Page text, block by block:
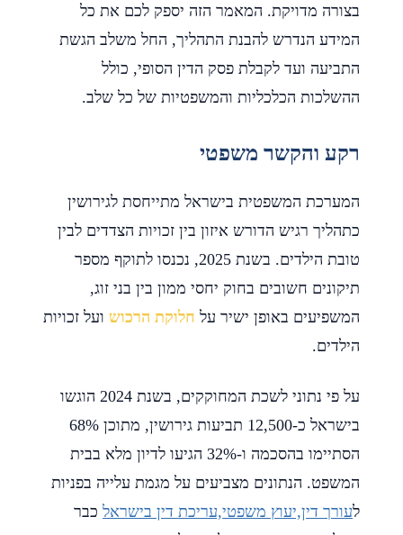
בצורה מדויקת. המאמר הזה יספק לכם את כל
המידע הנדרש להבנת התהליך, החל משלב הגשת
התביעה ועד לקבלת פסק הדין הסופי, כולל
ההשלכות הכלכליות והמשפטיות של כל שלב.
רקע והקשר משפטי
המערכת המשפטית בישראל מתייחסת לגירושין
כתהליך רגיש הדורש איזון בין זכויות הצדדים לבין
טובת הילדים. בשנת 2025, נכנסו לתוקף מספר
תיקונים חשובים בחוק יחסי ממון בין בני זוג,
המשפיעים באופן ישיר על חלוקת הרכוש ועל זכויות
הילדים.
על פי נתוני לשכת המחוקקים, בשנת 2024 הוגשו
בישראל כ-12,500 תביעות גירושין, מתוכן 68%
הסתיימו בהסכמה ו-32% הגיעו לדיון מלא בבית
המשפט. הנתונים מצביעים על מגמת עלייה בפניות
לעורך דין,יעוץ משפטי,עריכת דין בישראל כבר